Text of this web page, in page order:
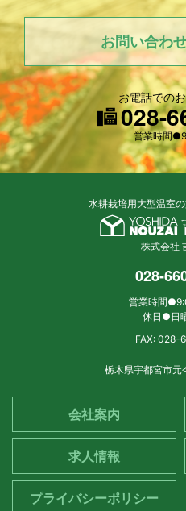
お問い合わ
お電話での
028-
営業時間
水耕栽培用大型温室
株式会社
028-
営業時間
休日●日
FAX: 028-
栃木県宇都宮市
会社案内
求人情報
プライバシーポリシー